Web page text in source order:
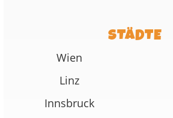
STÄDTE
Wien
Linz
Innsbruck